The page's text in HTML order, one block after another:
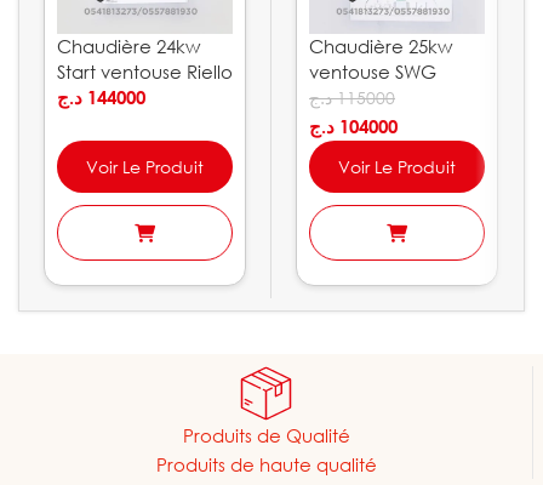
Chaudière 24kw
Start ventouse Riello
144000 د.ج
Voir Le Produit
Chaudière 25kw
ventouse SWG
Schuster
115000 د.ج
104000 د.ج
Voir Le Produit
Produits de Qualité
Produits de haute qualité